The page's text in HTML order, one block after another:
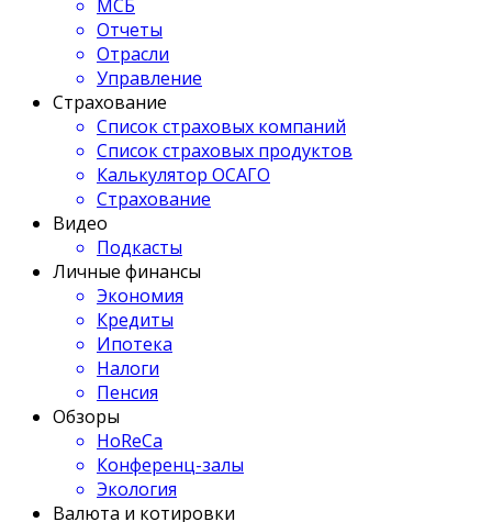
МСБ
Отчеты
Отрасли
Управление
Страхование
Список страховых компаний
Список страховых продуктов
Калькулятор ОСАГО
Страхование
Видео
Подкасты
Личные финансы
Экономия
Кредиты
Ипотека
Налоги
Пенсия
Обзоры
HoReCa
Конференц-залы
Экология
Валюта и котировки